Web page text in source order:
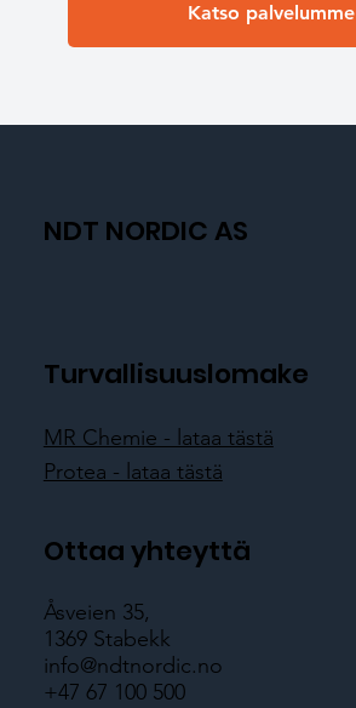
Katso palvelumme
NDT NORDIC AS
Turvallisuuslomake
MR Chemie - lataa tästä
Protea - lataa tästä
Ottaa yhteyttä
Åsveien 35,
1369 Stabekk
info@ndtnordic.no
+47 67 100 500